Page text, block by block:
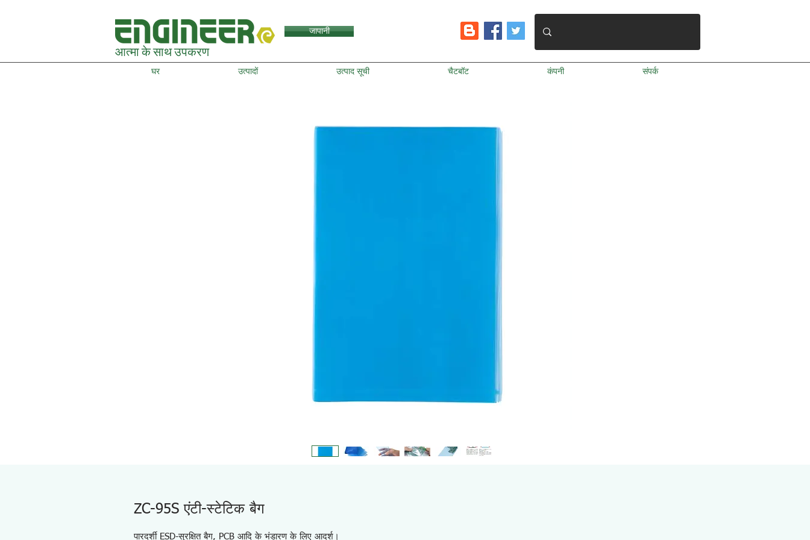
जापानी
आत्मा के साथ उपकरण
घर उत्पादों उत्पाद सूची चैटबॉट कंपनी संपर्क
ZC-95S एंटी-स्टेटिक बैग
पारदर्शी ESD-सुरक्षित बैग, PCB आदि के भंडारण के लिए आदर्श।